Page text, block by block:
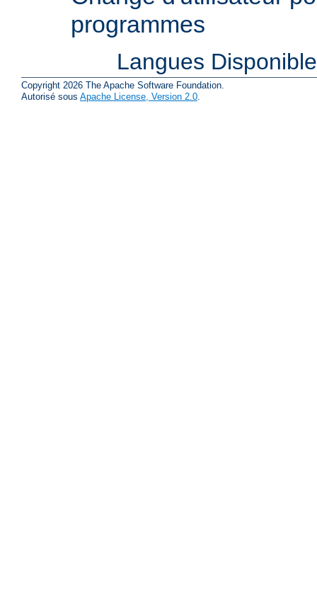
programmes
Langues
Copyright 2026 The Apache Software Foundation.
Autorisé sous Apache License, Version 2.0.